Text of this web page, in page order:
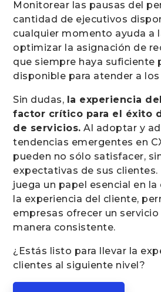
Monitorear las pausas del
cantidad de ejecutivos
cualquier momento ayuda a
optimizar la asignación de
que siempre haya suficiente
disponible para atender a
Sin dudas, la experiencia
factor crítico para el éxito
de servicios. Al adoptar y
tendencias emergentes en
pueden no sólo satisfacer,
expectativas de sus
juega un papel esencial en
la experiencia del cliente,
empresas ofrecer un
manera consistente.
¿Estás listo para llevar la
clientes al siguiente nivel?